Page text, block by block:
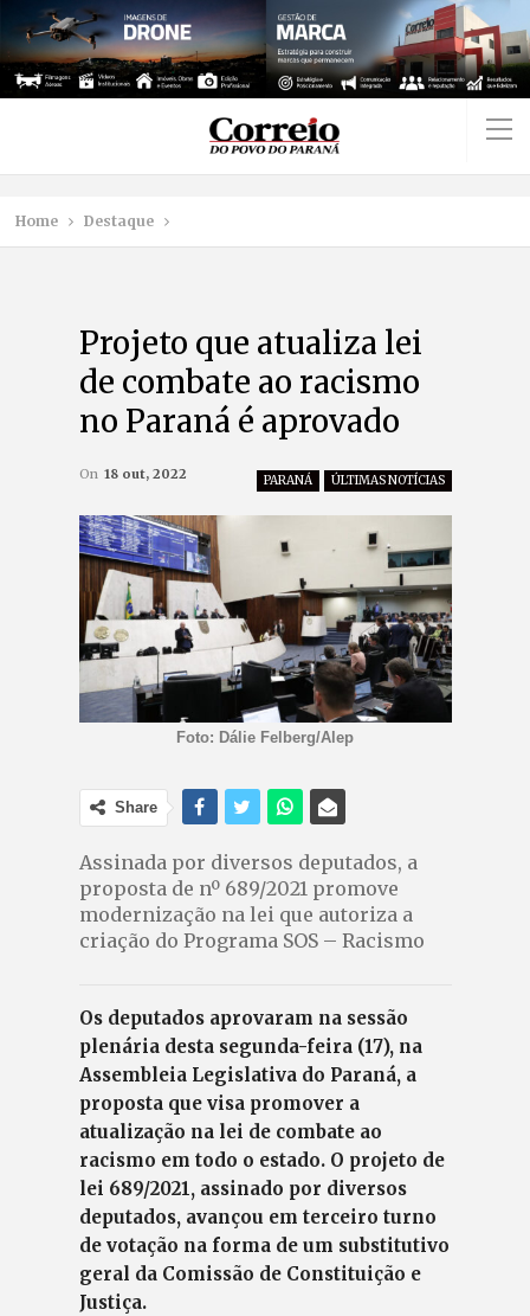
Home Destaque
Projeto que atualiza lei
de combate ao racismo
no Paraná é aprovado
PARANÁ ÚLTIMAS NOTÍCIAS
On 18 out, 2022
Foto: Dálie Felberg/Alep
Share
Assinada por diversos deputados, a
proposta de nº 689/2021 promove
modernização na lei que autoriza a
criação do Programa SOS – Racismo
Os deputados aprovaram na sessão
plenária desta segunda-feira (17), na
Assembleia Legislativa do Paraná, a
proposta que visa promover a
atualização na lei de combate ao
racismo em todo o estado. O projeto de
lei 689/2021, assinado por diversos
deputados, avançou em terceiro turno
de votação na forma de um substitutivo
geral da Comissão de Constituição e
Justiça.